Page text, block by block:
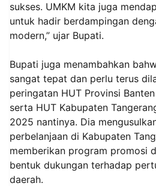
sukses. UMKM kita juga
untuk hadir berdampingan
modern,” ujar Bupati.
Bupati juga menambahkan
sangat tepat dan perlu terus
peringatan HUT Provinsi
serta HUT Kabupaten
2025 nantinya. Dia
perbelanjaan di Kabupaten
memberikan program promosi
bentuk dukungan terhadap
daerah.